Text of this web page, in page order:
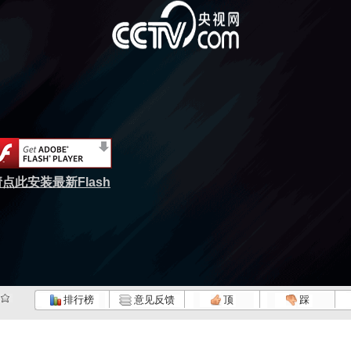
点此安装最新Flash
排行榜 意见反馈 顶 踩